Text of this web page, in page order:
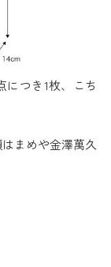
つき1枚、こち
まめや金澤萬久